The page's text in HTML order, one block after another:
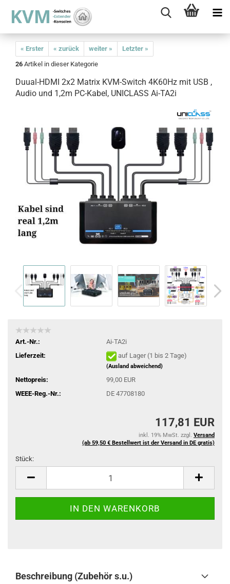
« Erster « zurück weiter »
Letzter »
26 Artikel in dieser Kategorie
Duual-HDMI 2x2 Matrix KVM-Switch 4K60Hz mit USB ,
Audio und 1,2m PC-Kabel, UNICLASS Ai-TA2i
Art.-Nr.:
Ai-TA2i
Lieferzeit:
auf Lager (1 bis 2 Tage)
(Ausland abweichend)
Nettopreis:
99,00 EUR
WEEE-Reg.-Nr.:
DE 47708180
117,81 EUR
inkl. 19% MwSt. zzgl. Versand
(ab 59,50 € Bestellwert ist der Versand in DE gratis)
Stück:
Beschreibung (Zubehör s.u.)